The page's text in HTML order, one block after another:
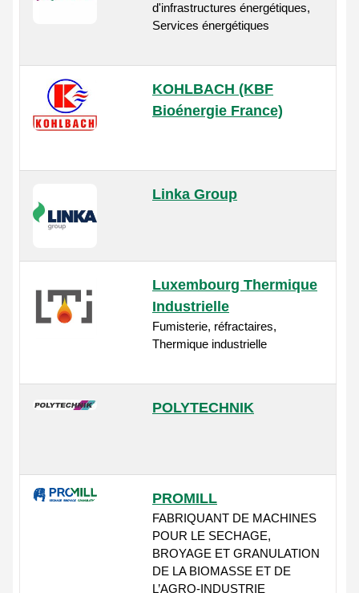
d'infrastructures énergétiques,
Services énergétiques
KOHLBACH (KBF
Bioénergie France)
Linka Group
Luxembourg Thermique
Industrielle
Fumisterie, réfractaires,
Thermique industrielle
POLYTECHNIK
PROMILL
FABRIQUANT DE MACHINES
POUR LE SECHAGE,
BROYAGE ET GRANULATION
DE LA BIOMASSE ET DE
L’AGRO-INDUSTRIE